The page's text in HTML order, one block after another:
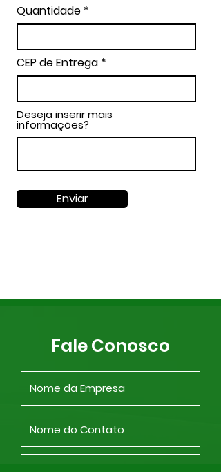
Quantidade
CEP de Entrega
Deseja inserir mais
informações?
Enviar
Fale Conosco